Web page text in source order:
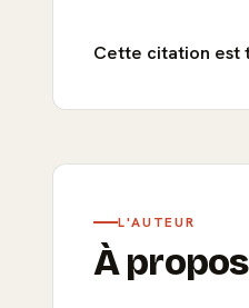
Cette citation est
L'AUTEUR
À